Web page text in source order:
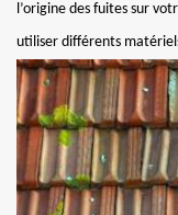
l’origine des fuites sur
utiliser différents